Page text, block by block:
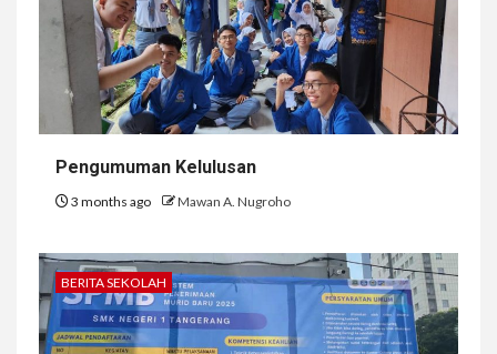
Pengumuman Kelulusan
3 months ago Mawan A. Nugroho
BERITA SEKOLAH